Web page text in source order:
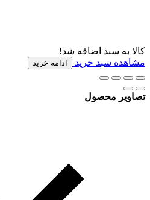
کالا به سبد اضافه شد!
مشاهده سبد خرید
ادامه خرید
تصاویر محصول